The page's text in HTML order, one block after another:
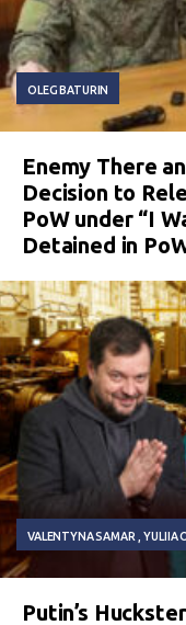
OLEG BATURIN
Enemy There
Decision to
PoW under “I
Detained in
VALENTYNA SAMAR YULIIA
Putin’s